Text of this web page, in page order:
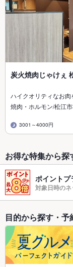
炭火焼肉じゃけぇ
ハイクオリティなお
焼肉・ホルモン/松江
3001～4000円
お得な特集から探
ポイント
対象日時の
目的から探す・予